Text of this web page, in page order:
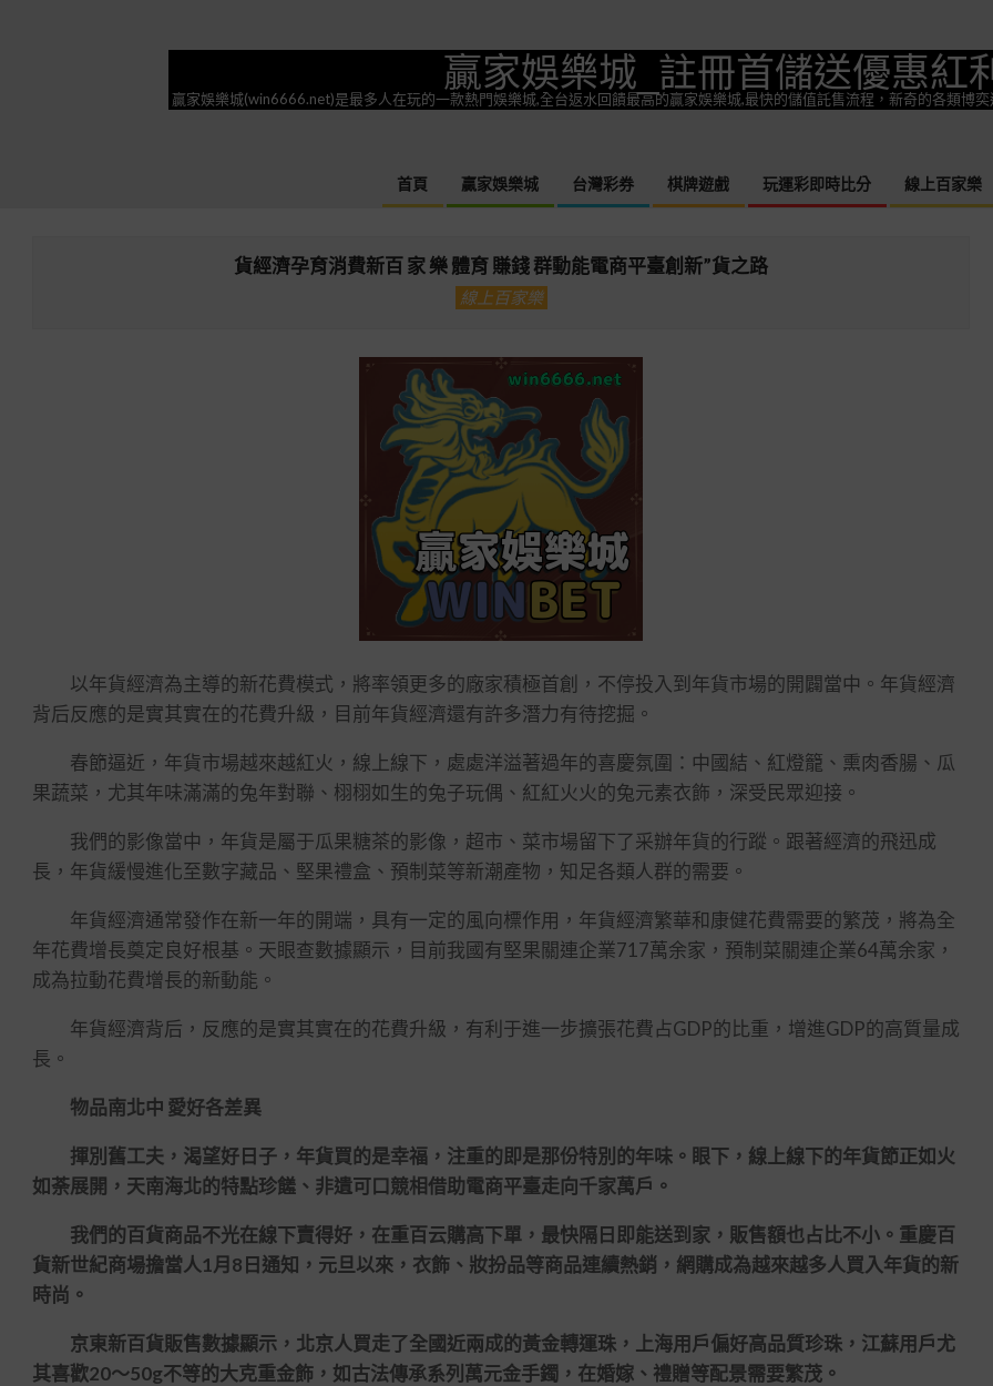
贏家娛樂城_註冊首儲送優惠紅
贏家娛樂城(win6666.net)是最多人在玩的一款熱門娛樂城,全台返水回饋最高的贏家娛樂城,最快的儲值託售流程，新奇的各類博
Primary
首頁 贏家娛樂城 台灣彩券 棋牌遊戲 玩運彩即時比分 線上百家樂
貨經濟孕育消費新百 家 樂 體育 賺錢 群動能電商平臺創新”貨之路
線上百家樂
以年貨經濟為主導的新花費模式，將率領更多的廠家積極首創，不停投入到年貨市場的開闢當中。年貨經濟
背后反應的是實其實在的花費升級，目前年貨經濟還有許多潛力有待挖掘。
春節逼近，年貨市場越來越紅火，線上線下，處處洋溢著過年的喜慶氛圍：中國結、紅燈籠、熏肉香腸、瓜
果蔬菜，尤其年味滿滿的兔年對聯、栩栩如生的兔子玩偶、紅紅火火的兔元素衣飾，深受民眾迎接。
我們的影像當中，年貨是屬于瓜果糖茶的影像，超市、菜市場留下了采辦年貨的行蹤。跟著經濟的飛迅成
長，年貨緩慢進化至數字藏品、堅果禮盒、預制菜等新潮產物，知足各類人群的需要。
年貨經濟通常發作在新一年的開端，具有一定的風向標作用，年貨經濟繁華和康健花費需要的繁茂，將為全
年花費增長奠定良好根基。天眼查數據顯示，目前我國有堅果關連企業717萬余家，預制菜關連企業64萬余家，
成為拉動花費增長的新動能。
年貨經濟背后，反應的是實其實在的花費升級，有利于進一步擴張花費占GDP的比重，增進GDP的高質量成
長。
物品南北中 愛好各差異
揮別舊工夫，渴望好日子，年貨買的是幸福，注重的即是那份特別的年味。眼下，線上線下的年貨節正如火
如荼展開，天南海北的特點珍饈、非遺可口競相借助電商平臺走向千家萬戶。
我們的百貨商品不光在線下賣得好，在重百云購高下單，最快隔日即能送到家，販售額也占比不小。重慶百
貨新世紀商場擔當人1月8日通知，元旦以來，衣飾、妝扮品等商品連續熱銷，網購成為越來越多人買入年貨的新
時尚。
京東新百貨販售數據顯示，北京人買走了全國近兩成的黃金轉運珠，上海用戶偏好高品質珍珠，江蘇用戶尤
其喜歡20～50g不等的大克重金飾，如古法傳承系列萬元金手鐲，在婚嫁、禮贈等配景需要繁茂。